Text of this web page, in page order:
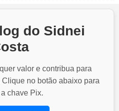
do Sidnei
valor e contribua para
no botão abaixo para
chave Pix.